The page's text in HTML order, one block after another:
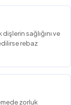
sağlığını ve
rebaz
zorluk